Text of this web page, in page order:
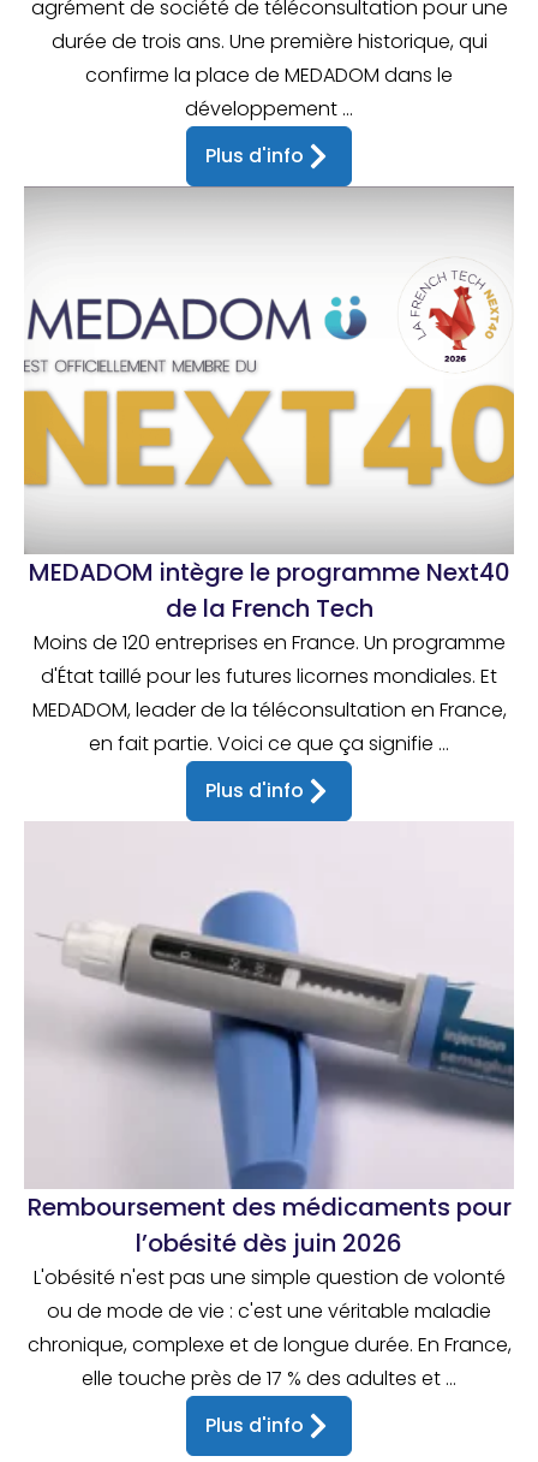
agrément de société de téléconsultation pour une
durée de trois ans. Une première historique, qui
confirme la place de MEDADOM dans le
développement ...
Plus d'info
MEDADOM intègre le programme Next40
de la French Tech
Moins de 120 entreprises en France. Un programme
d'État taillé pour les futures licornes mondiales. Et
MEDADOM, leader de la téléconsultation en France,
en fait partie. Voici ce que ça signifie ...
Plus d'info
Remboursement des médicaments pour
l’obésité dès juin 2026
L'obésité n'est pas une simple question de volonté
ou de mode de vie : c'est une véritable maladie
chronique, complexe et de longue durée. En France,
elle touche près de 17 % des adultes et ...
Plus d'info